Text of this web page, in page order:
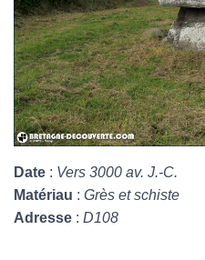
Date : Vers 3000 av. J.-C.
Matériau : Grès et schiste
Adresse : D108